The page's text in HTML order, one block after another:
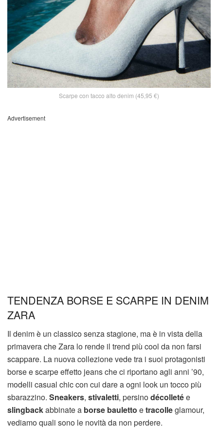
Scarpe con tacco alto denim (45,95 €)
Advertisement
TENDENZA BORSE E SCARPE IN DENIM
ZARA
Il denim è un classico senza stagione, ma è in vista della
primavera che Zara lo rende il trend più cool da non farsi
scappare. La nuova collezione vede tra i suoi protagonisti
borse e scarpe effetto jeans che ci riportano agli anni ’90,
modelli casual chic con cui dare a ogni look un tocco più
sbarazzino. Sneakers, stivaletti, persinodécolletée
slingbackabbinate a borse bauletto etracolleglamour,
vediamo quali sono le novità da non perdere.